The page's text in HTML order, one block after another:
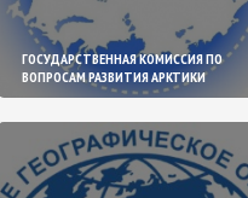
ГОСУДАРСТВЕННАЯ КОМИССИЯ ПО
ВОПРОСАМ РАЗВИТИЯ АРКТИКИ